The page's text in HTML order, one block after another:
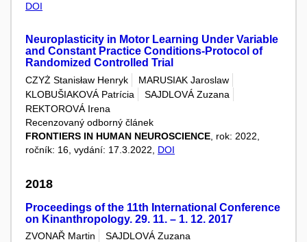
DOI
Neuroplasticity in Motor Learning Under Variable
and Constant Practice Conditions-Protocol of
Randomized Controlled Trial
CZYŻ Stanisław Henryk
MARUSIAK Jaroslaw
KLOBUŠIAKOVÁ Patrícia
SAJDLOVÁ Zuzana
REKTOROVÁ Irena
Recenzovaný odborný článek
FRONTIERS IN HUMAN NEUROSCIENCE, rok: 2022,
ročník: 16, vydání: 17.3.2022, DOI
2018
Proceedings of the 11th International Conference
on Kinanthropology. 29. 11. – 1. 12. 2017
ZVONAŘ Martin
SAJDLOVÁ Zuzana